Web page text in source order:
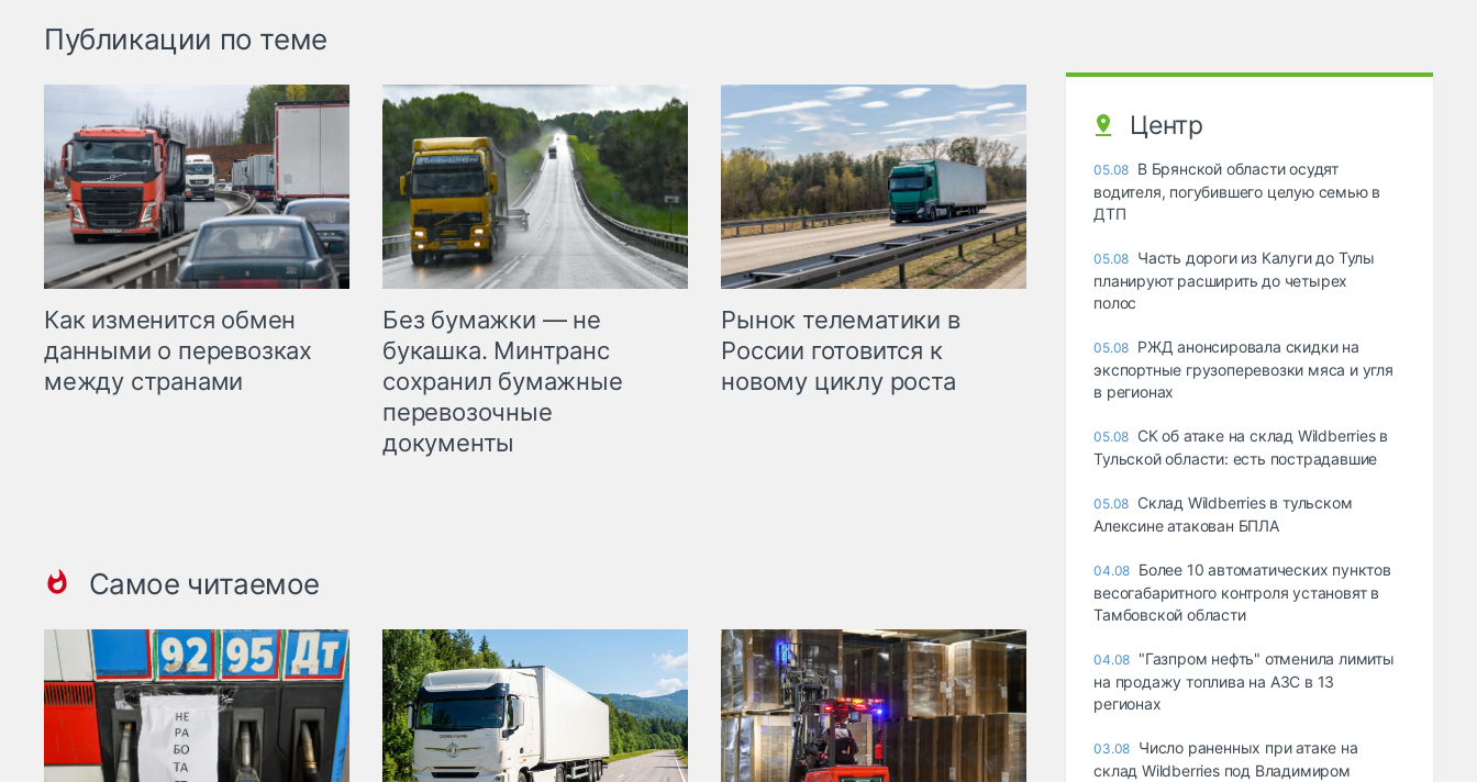
Публикации по теме
Как изменится обмен
данными о перевозках
между странами
Без бумажки — не
букашка. Минтранс
сохранил бумажные
перевозочные
документы
Рынок телематики в
России готовится к
новому циклу роста
Самое читаемое
Центр
05.08 В Брянской области осудят
водителя, погубившего целую семью в
ДТП
05.08 Часть дороги из Калуги до Тулы
планируют расширить до четырех
полос
05.08 РЖД анонсировала скидки на
экспортные грузоперевозки мяса и угля
в регионах
05.08 СК об атаке на склад Wildberries в
Тульской области: есть пострадавшие
05.08 Склад Wildberries в тульском
Алексине атакован БПЛА
04.08 Более 10 автоматических пунктов
весогабаритного контроля установят в
Тамбовской области
04.08 "Газпром нефть" отменила лимиты
на продажу топлива на АЗС в 13
регионах
03.08 Число раненных при атаке на
склад Wildberries под Владимиром